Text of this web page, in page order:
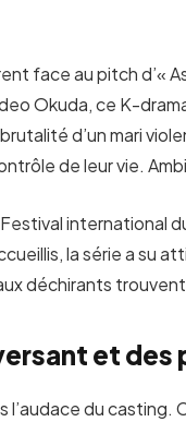
face au pitch d’«
Okuda, ce K-
d’un mari
de leur vie.
Festival international
la série a su
déchirants
et des
l’audace du casting.